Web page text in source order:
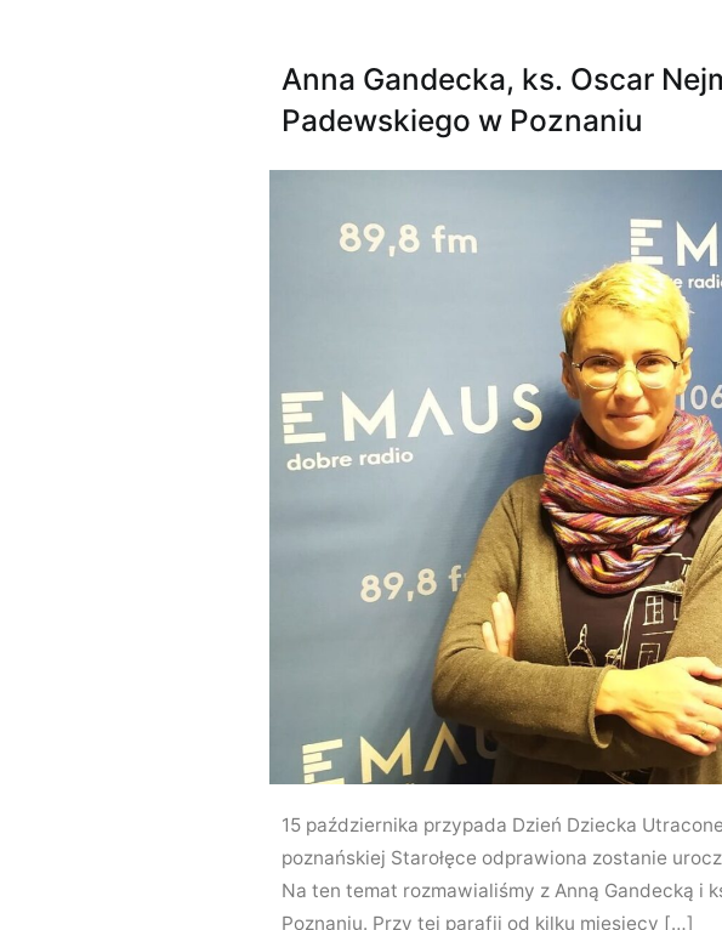
Anna Gandecka, ks. Oscar
Padewskiego w Poznaniu
15 października przypada Dzień Dziecka
poznańskiej Starołęce odprawiona zostanie
Na ten temat rozmawialiśmy z Anną Gandecką i
Poznaniu. Przy tej parafii od kilku miesięcy […]